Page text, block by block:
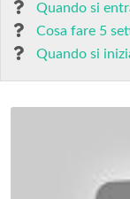
Quando si
Cosa fare 5
Quando si